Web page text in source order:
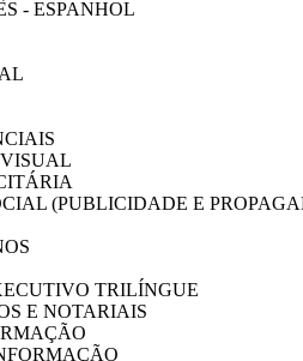
- ESPANHOL
(PUBLICIDADE E
TRILÍNGUE
E NOTARIAIS